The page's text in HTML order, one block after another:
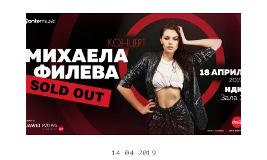
14 04 2019